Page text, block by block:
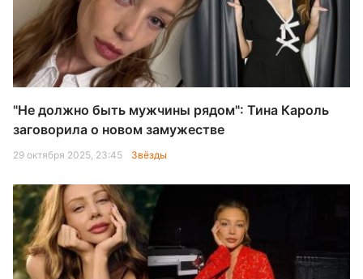
"Не должно быть мужчины рядом": Тина Кароль
заговорила о новом замужестве
29 октября 2025, 23:45 Звёзды